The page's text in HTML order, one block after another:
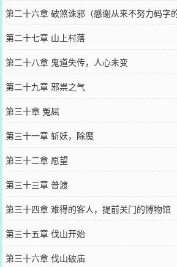
第二十六章 破煞诛邪（感谢从来不努力码字
第二十七章 山上村落
第二十八章 鬼道失传，人心未变
第二十九章 邪祟之气
第三十章 冤屈
第三十一章 斩妖，除魔
第三十二章 愿望
第三十三章 普渡
第三十四章 难得的客人，提前关门的博物馆
第三十五章 伐山开始
第三十六章 伐山破庙